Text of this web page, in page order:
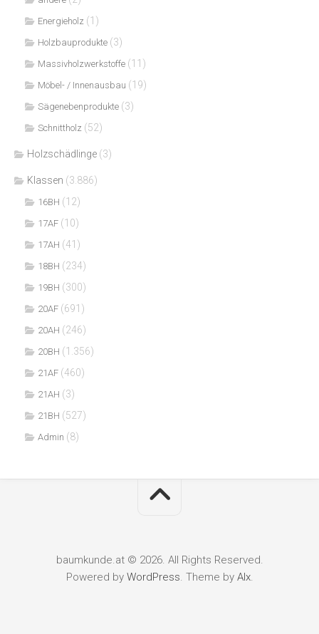
Energieholz (1)
Holzbauprodukte (3)
Massivholzwerkstoffe (11)
Möbel- / Innenausbau (19)
Sägenebenprodukte (3)
Schnittholz (52)
Holzschädlinge (3)
Klassen (3.886)
16BH (12)
17AF (10)
17AH (41)
18BH (234)
19BH (300)
20AF (691)
20AH (246)
20BH (1.356)
21AF (460)
21AH (3)
21BH (527)
Admin (8)
baumkunde.at © 2026. All Rights Reserved.
Powered by WordPress. Theme by Alx.